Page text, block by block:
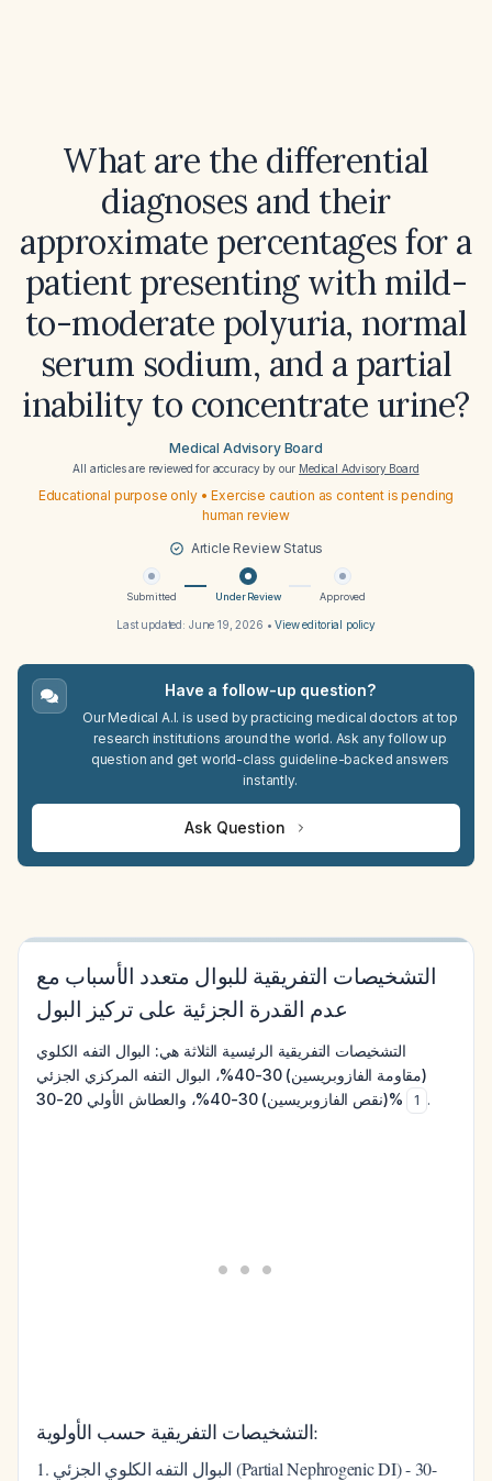
What are the differential
diagnoses and their
approximate percentages for a
patient presenting with mild-
to-moderate polyuria, normal
serum sodium, and a partial
inability to concentrate urine?
Medical Advisory Board
All articles are reviewed for accuracy by our Medical Advisory Board
Educational purpose only • Exercise caution as content is pending
human review
Article Review Status
Submitted Under Review Approved
Last updated: June 19, 2026 •View editorial policy
Have a follow-up question?
Our Medical A.I. is used by practicing medical doctors at top
research institutions around the world. Ask any follow up
question and get world-class guideline-backed answers
instantly.
Ask Question
التشخيصات التفريقية للبوال متعدد الأسباب مع
عدم القدرة الجزئية على تركيز البول
التشخيصات التفريقية الرئيسية الثلاثة هي: البوال التفه الكلوي
(مقاومة الفازوبريسين) 30-40%، البوال التفه المركزي الجزئي
(نقص الفازوبريسين) 30-40%، والعطاش الأولي 20-30%
1 .
التشخيصات التفريقية حسب الأولوية:
1. البوال التفه الكلوي الجزئي (Partial Nephrogenic DI) - 30-